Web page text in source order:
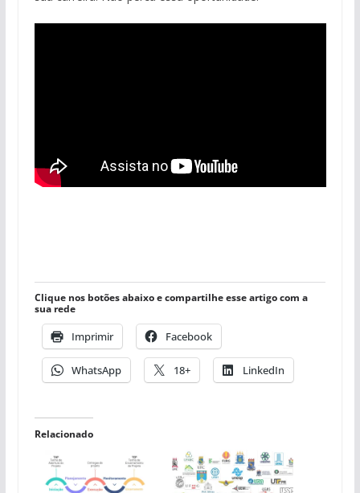
Clique nos botões abaixo e compartilhe esse artigo com a
sua rede
Imprimir Facebook
WhatsApp 18+ LinkedIn
Relacionado